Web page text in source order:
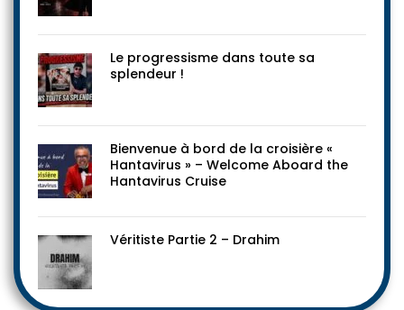
Le progressisme dans toute sa
splendeur !
Bienvenue à bord de la croisière «
Hantavirus » – Welcome Aboard the
Hantavirus Cruise
Véritiste Partie 2 – Drahim